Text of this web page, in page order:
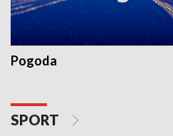
Pogoda
SPORT